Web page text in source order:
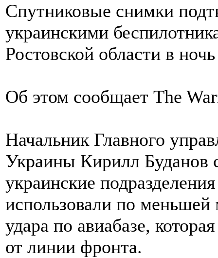
Спутниковые снимки
украинскими
Ростовской области в
Об этом сообщает The
Начальник Главного
Украины Кирилл Буданов
украинские
использовали по меньшей
удара по авиабазе,
от линии фронта.